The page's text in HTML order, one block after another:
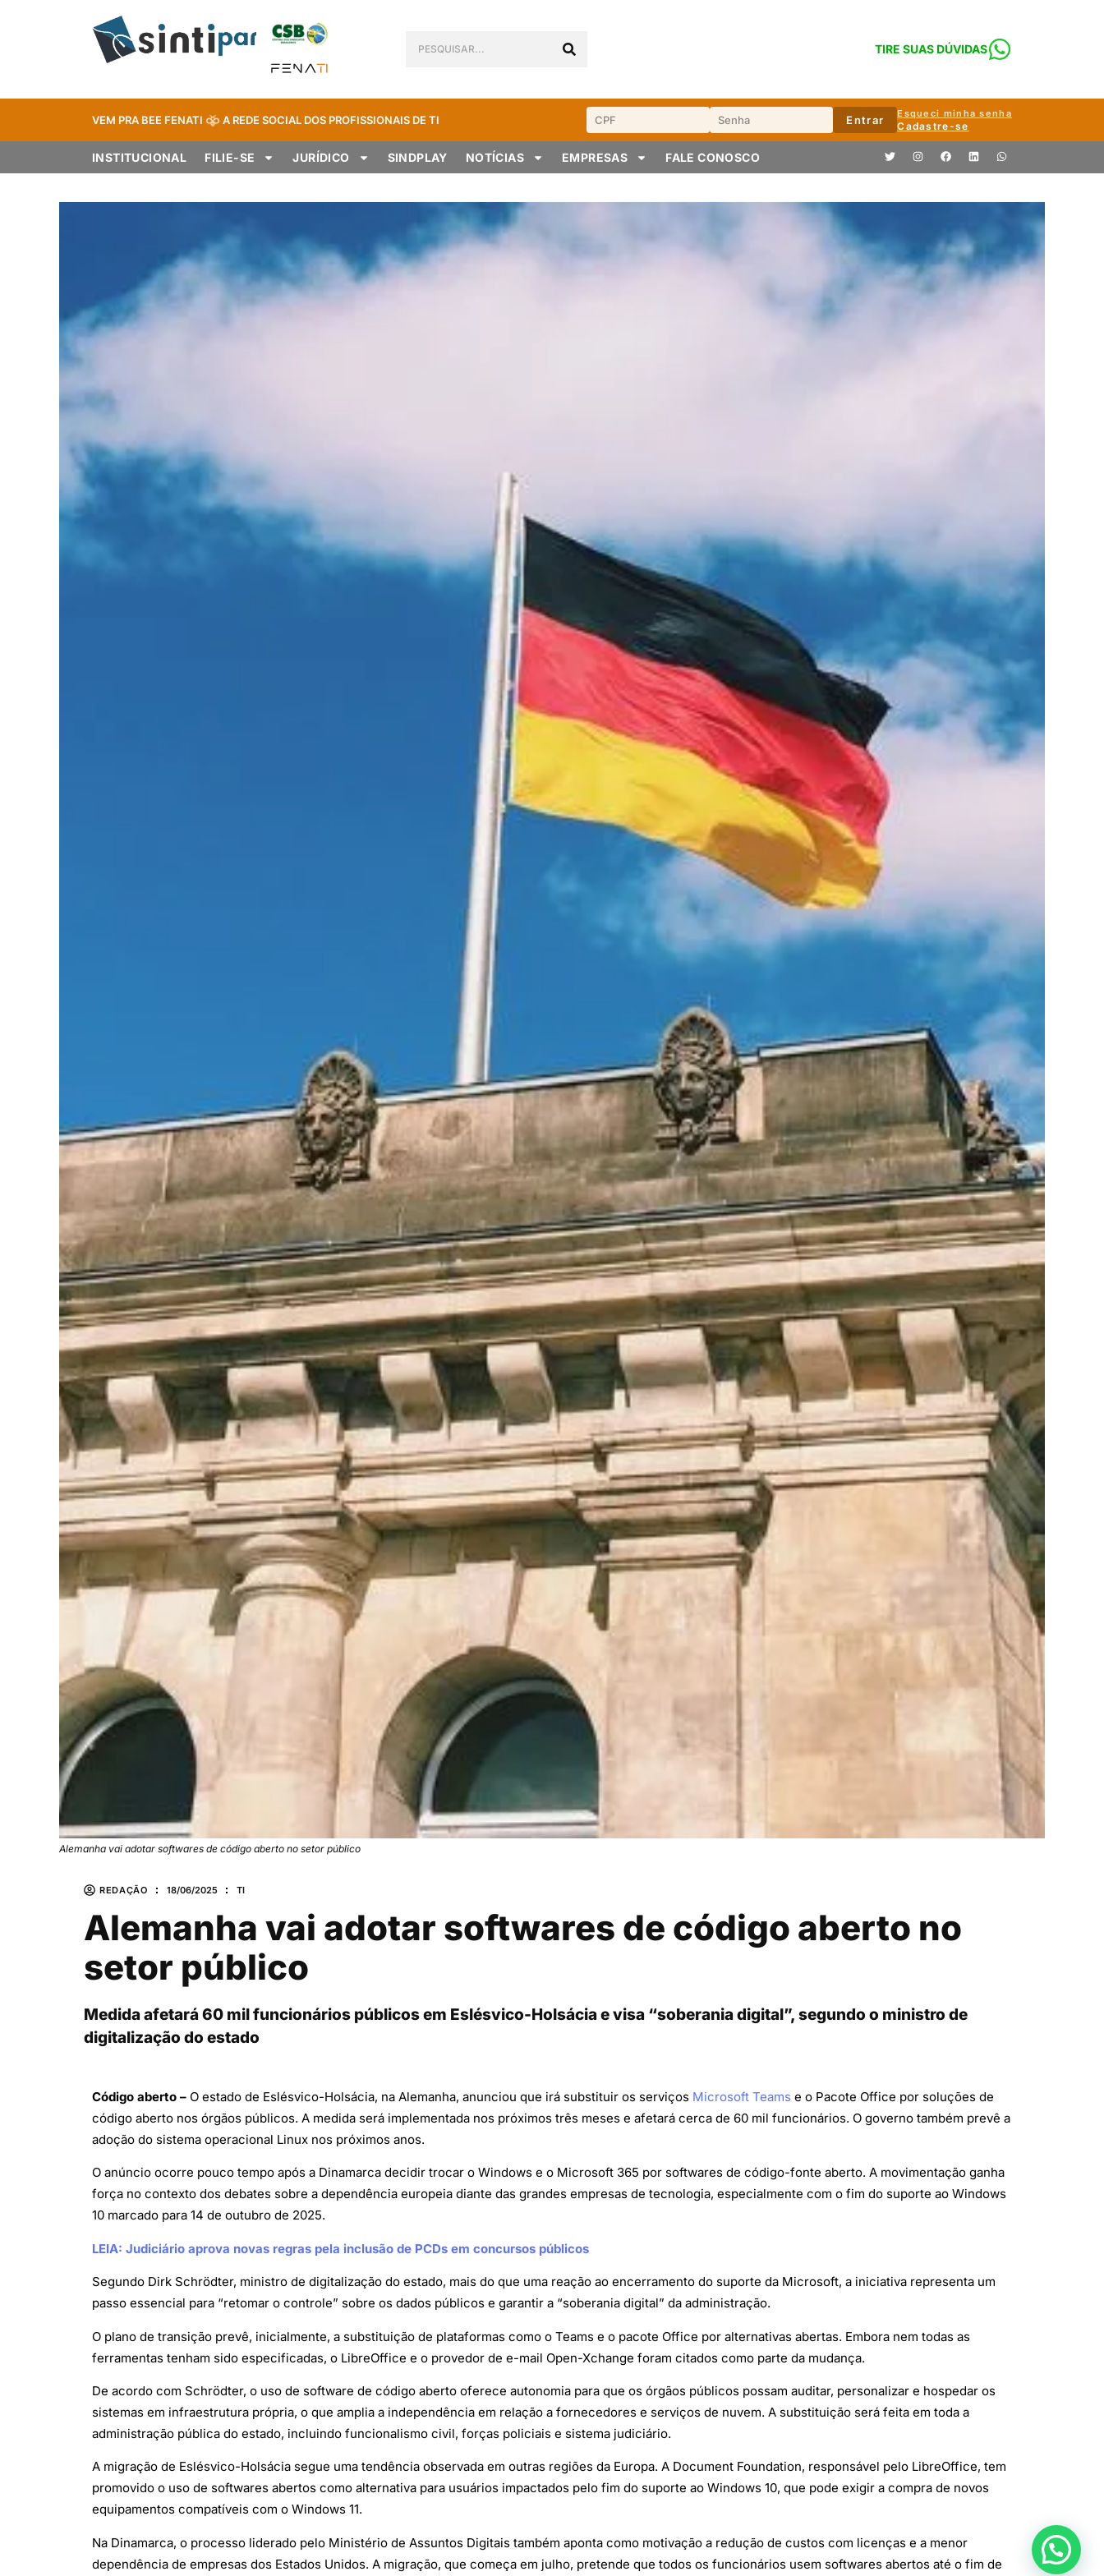
TIRE SUAS DÚVIDAS
VEM PRA BEE FENATI A REDE SOCIAL DOS PROFISSIONAIS DE TI Entrar Esqueci minha senha
Cadastre-se
INSTITUCIONAL FILIE-SE JURÍDICO SINDPLAY NOTÍCIAS EMPRESAS FALE CONOSCO
Alemanha vai adotar softwares de código aberto no setor público
REDAÇÃO 18/06/2025 TI
Alemanha vai adotar softwares de código aberto no
setor público
Medida afetará 60 mil funcionários públicos em Eslésvico-Holsácia e visa “soberania digital”, segundo o ministro de
digitalização do estado
Código aberto – O estado de Eslésvico-Holsácia, na Alemanha, anunciou que irá substituir os serviços Microsoft Teams e o Pacote Office por soluções de
código aberto nos órgãos públicos. A medida será implementada nos próximos três meses e afetará cerca de 60 mil funcionários. O governo também prevê a
adoção do sistema operacional Linux nos próximos anos.
O anúncio ocorre pouco tempo após a Dinamarca decidir trocar o Windows e o Microsoft 365 por softwares de código-fonte aberto. A movimentação ganha
força no contexto dos debates sobre a dependência europeia diante das grandes empresas de tecnologia, especialmente com o fim do suporte ao Windows
10 marcado para 14 de outubro de 2025.
LEIA: Judiciário aprova novas regras pela inclusão de PCDs em concursos públicos
Segundo Dirk Schrödter, ministro de digitalização do estado, mais do que uma reação ao encerramento do suporte da Microsoft, a iniciativa representa um
passo essencial para “retomar o controle” sobre os dados públicos e garantir a “soberania digital” da administração.
O plano de transição prevê, inicialmente, a substituição de plataformas como o Teams e o pacote Office por alternativas abertas. Embora nem todas as
ferramentas tenham sido especificadas, o LibreOffice e o provedor de e-mail Open-Xchange foram citados como parte da mudança.
De acordo com Schrödter, o uso de software de código aberto oferece autonomia para que os órgãos públicos possam auditar, personalizar e hospedar os
sistemas em infraestrutura própria, o que amplia a independência em relação a fornecedores e serviços de nuvem. A substituição será feita em toda a
administração pública do estado, incluindo funcionalismo civil, forças policiais e sistema judiciário.
A migração de Eslésvico-Holsácia segue uma tendência observada em outras regiões da Europa. A Document Foundation, responsável pelo LibreOffice, tem
promovido o uso de softwares abertos como alternativa para usuários impactados pelo fim do suporte ao Windows 10, que pode exigir a compra de novos
equipamentos compatíveis com o Windows 11.
Na Dinamarca, o processo liderado pelo Ministério de Assuntos Digitais também aponta como motivação a redução de custos com licenças e a menor
dependência de empresas dos Estados Unidos. A migração, que começa em julho, pretende que todos os funcionários usem softwares abertos até o fim de